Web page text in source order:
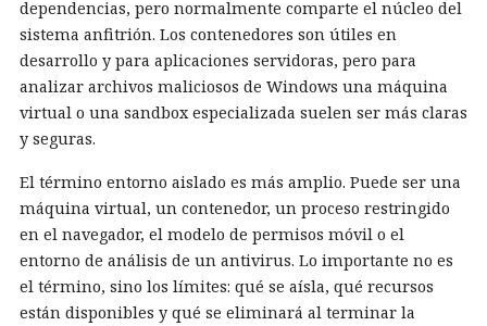
dependencias, pero normalmente comparte el núcleo del
sistema anfitrión. Los contenedores son útiles en
desarrollo y para aplicaciones servidoras, pero para
analizar archivos maliciosos de Windows una máquina
virtual o una sandbox especializada suelen ser más claras
y seguras.
El término entorno aislado es más amplio. Puede ser una
máquina virtual, un contenedor, un proceso restringido
en el navegador, el modelo de permisos móvil o el
entorno de análisis de un antivirus. Lo importante no es
el término, sino los límites: qué se aísla, qué recursos
están disponibles y qué se eliminará al terminar la